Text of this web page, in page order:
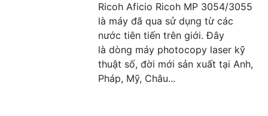
Ricoh Aficio Ricoh MP 3054/3055
là máy đã qua sử dụng từ các
nước tiên tiến trên giới. Đây
là dòng máy photocopy laser kỹ
thuật số, đời mới sản xuất tại Anh,
Pháp, Mỹ, Châu...